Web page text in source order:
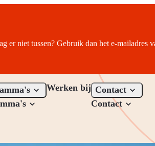
niet tussen? Gebruik dan het e-mailadres
Werken bij Contact
Contact